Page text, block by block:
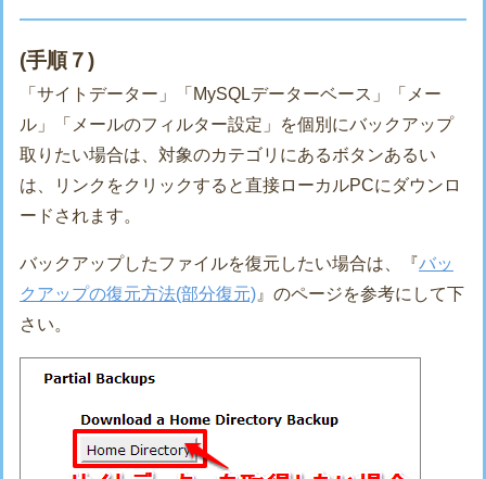
(手順７)
「サイトデーター」「MySQLデーターベース」「メー
ル」「メールのフィルター設定」を個別にバックアップ
取りたい場合は、対象のカテゴリにあるボタンあるい
は、リンクをクリックすると直接ローカルPCにダウンロ
ードされます。
バックアップしたファイルを復元したい場合は、『バッ
クアップの復元方法(部分復元) 』のページを参考にして下
さい。